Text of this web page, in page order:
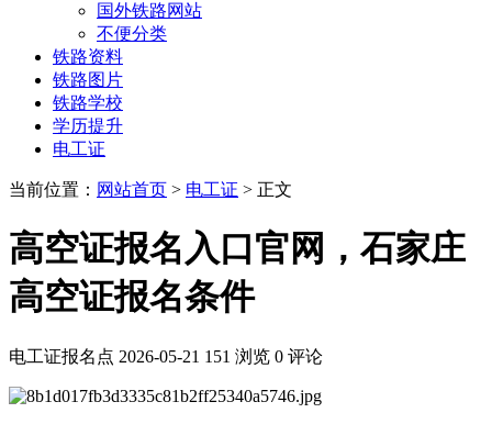
国外铁路网站
不便分类
铁路资料
铁路图片
铁路学校
学历提升
电工证
当前位置： 网站首页 > 电工证 > 正文
高空证报名入口官网，石家庄
高空证报名条件
电工证报名点 2026-05-21 151 浏览 0 评论